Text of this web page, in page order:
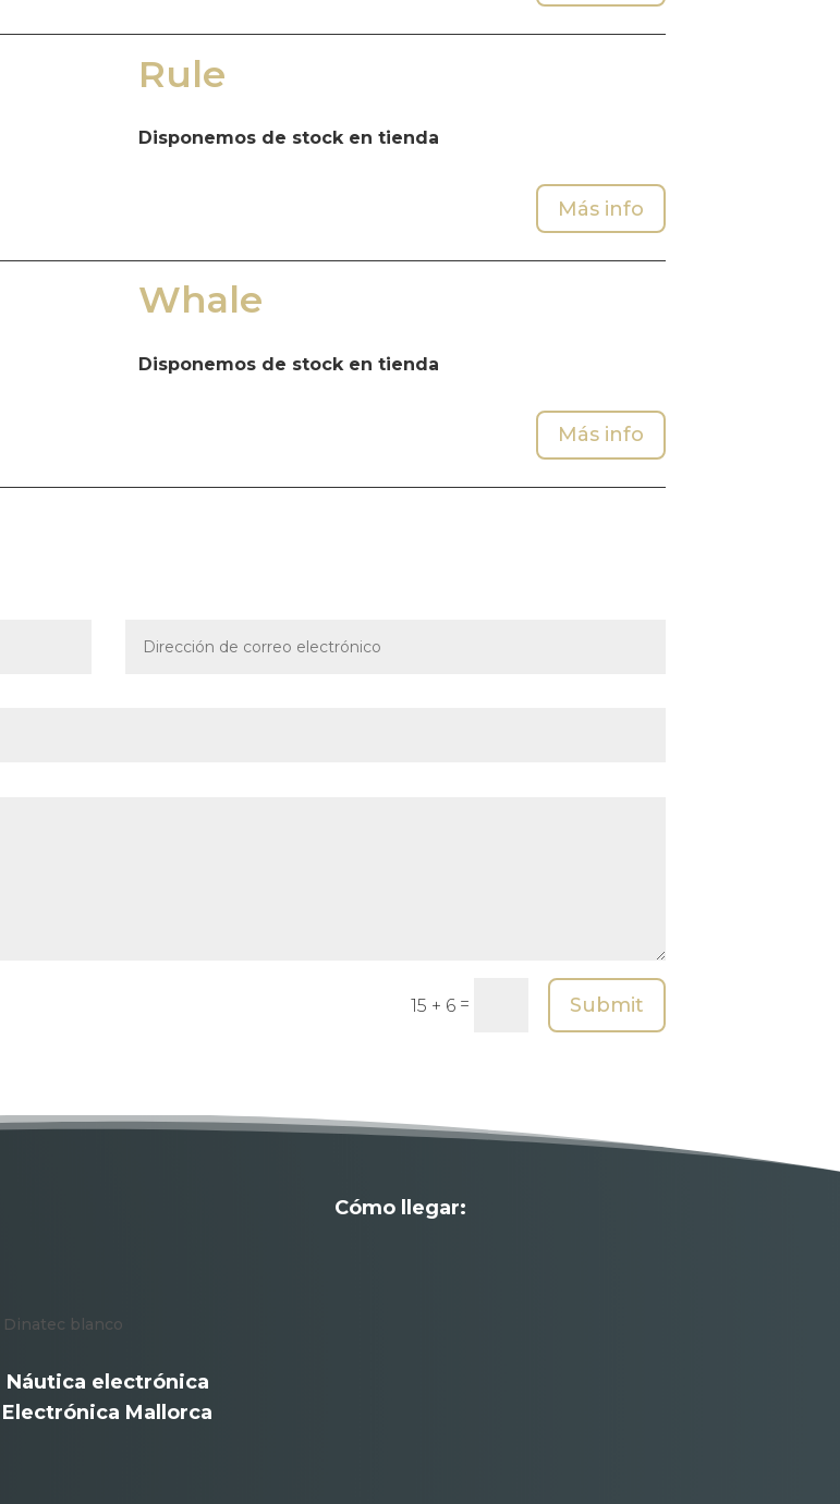
Rule
Disponemos de stock en tienda
Más info
Whale
Disponemos de stock en tienda
Más info
15 + 6 = Submit
Náutica electrónica
Electrónica Mallorca
Cómo llegar: